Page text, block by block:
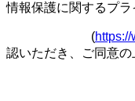
情報保護に関するプラ
(
認いただき、ご同意の